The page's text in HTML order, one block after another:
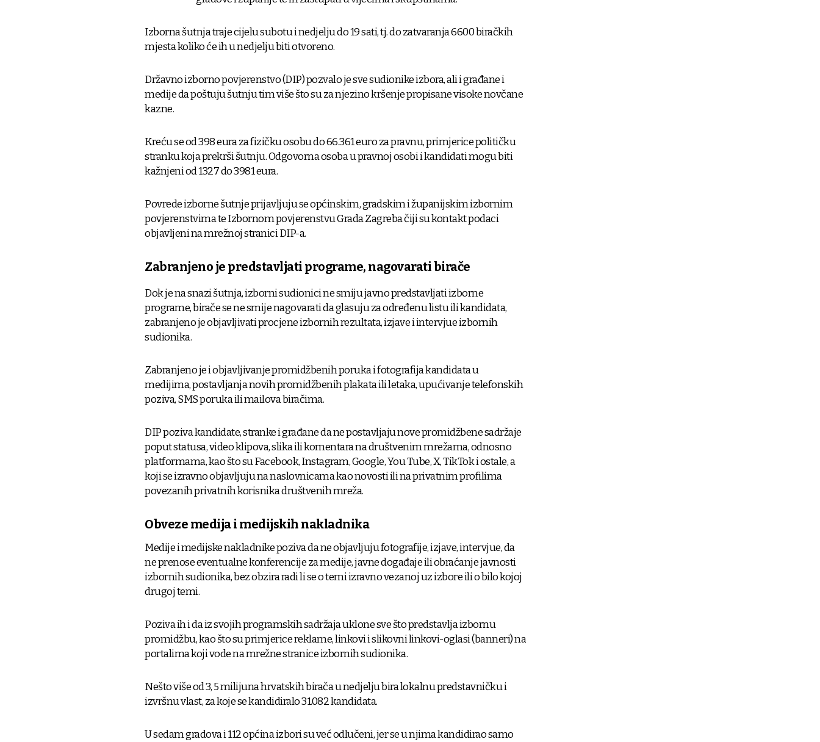
Izborna šutnja traje cijelu subotu i nedjelju do 19 sati, tj. do zatvaranja 6600 biračkih
mjesta koliko će ih u nedjelju biti otvoreno.
Državno izborno povjerenstvo (DIP) pozvalo je sve sudionike izbora, ali i građane i
medije da poštuju šutnju tim više što su za njezino kršenje propisane visoke novčane
kazne.
Kreću se od 398 eura za fizičku osobu do 66.361 euro za pravnu, primjerice političku
stranku koja prekrši šutnju. Odgovorna osoba u pravnoj osobi i kandidati mogu biti
kažnjeni od 1327 do 3981 eura.
Povrede izborne šutnje prijavljuju se općinskim, gradskim i županijskim izbornim
povjerenstvima te Izbornom povjerenstvu Grada Zagreba čiji su kontakt podaci
objavljeni na mrežnoj stranici DIP-a.
Zabranjeno je predstavljati programe, nagovarati birače
Dok je na snazi šutnja, izborni sudionici ne smiju javno predstavljati izborne
programe, birače se ne smije nagovarati da glasuju za određenu listu ili kandidata,
zabranjeno je objavljivati procjene izbornih rezultata, izjave i intervjue izbornih
sudionika.
Zabranjeno je i objavljivanje promidžbenih poruka i fotografija kandidata u
medijima, postavljanja novih promidžbenih plakata ili letaka, upućivanje telefonskih
poziva, SMS poruka ili mailova biračima.
DIP poziva kandidate, stranke i građane da ne postavljaju nove promidžbene sadržaje
poput statusa, video klipova, slika ili komentara na društvenim mrežama, odnosno
platformama, kao što su Facebook, Instagram, Google, You Tube, X, TikTok i ostale, a
koji se izravno objavljuju na naslovnicama kao novosti ili na privatnim profilima
povezanih privatnih korisnika društvenih mreža.
Obveze medija i medijskih nakladnika
Medije i medijske nakladnike poziva da ne objavljuju fotografije, izjave, intervjue, da
ne prenose eventualne konferencije za medije, javne događaje ili obraćanje javnosti
izbornih sudionika, bez obzira radi li se o temi izravno vezanoj uz izbore ili o bilo kojoj
drugoj temi.
Poziva ih i da iz svojih programskih sadržaja uklone sve što predstavlja izbornu
promidžbu, kao što su primjerice reklame, linkovi i slikovni linkovi-oglasi (banneri) na
portalima koji vode na mrežne stranice izbornih sudionika.
Nešto više od 3, 5 milijuna hrvatskih birača u nedjelju bira lokalnu predstavničku i
izvršnu vlast, za koje se kandidiralo 31.082 kandidata.
U sedam gradova i 112 općina izbori su već odlučeni, jer se u njima kandidirao samo